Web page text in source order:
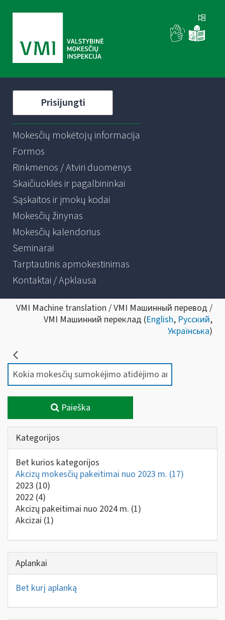
Prisijungti
Mokesčių mokėtojų informacija
Formos
Rinkmenos / Atviri duomenys
Skaičiuoklės ir pagalbininkai
Sąskaitos ir įmokų kodai
Mokesčių žinynas
Mokesčių kalendorius
Seminarai
Tarptautinis apmokestinimas
Kontaktai / Apklausa
VMI Machine translation / VMI Машинный перевод /
VMI Машинний переклад (English, Русский,
Українська)
Paieška
Kategorijos
Bet kurios kategorijos
Akcizų mokesčių pakeitimai nuo 2023 m. (17)
2023 (10)
2022 (4)
Akcizų pakeitimai nuo 2024 m. (1)
Akcizai (1)
Aplankai
Bet kurį aplanką